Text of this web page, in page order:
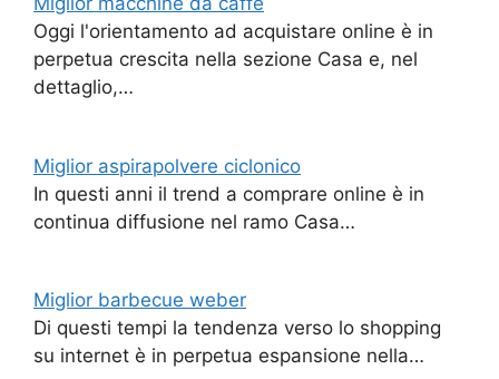
Oggi l'orientamento ad acquistare online è in
perpetua crescita nella sezione Casa e, nel
dettaglio,…
Miglior aspirapolvere ciclonico
In questi anni il trend a comprare online è in
continua diffusione nel ramo Casa…
Miglior barbecue weber
Di questi tempi la tendenza verso lo shopping
su internet è in perpetua espansione nella…